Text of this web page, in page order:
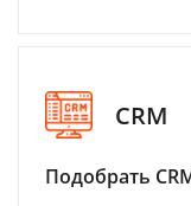
CRM
Подобрать